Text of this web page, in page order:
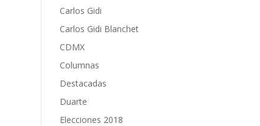
Carlos Gidi
Carlos Gidi Blanchet
CDMX
Columnas
Destacadas
Duarte
Elecciones 2018